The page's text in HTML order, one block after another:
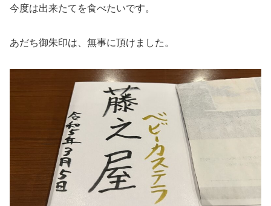
今度は出来たてを食べたいです。
あだち御朱印は、無事に頂けました。